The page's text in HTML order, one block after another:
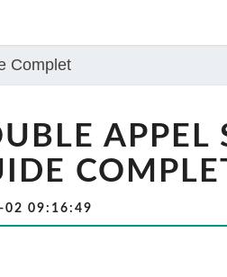
Complet
APPEL
02 09:16:49